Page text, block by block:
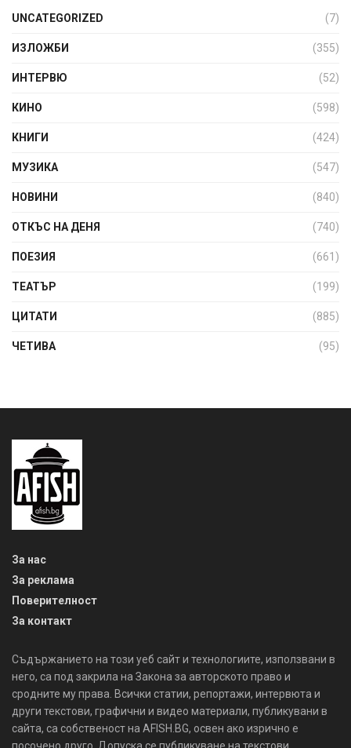
UNCATEGORIZED (7)
ИЗЛОЖБИ (355)
ИНТЕРВЮ (52)
КИНО (598)
КНИГИ (424)
МУЗИКА (547)
НОВИНИ (840)
ОТКЪС НА ДЕНЯ (740)
ПОЕЗИЯ (661)
ТЕАТЪР (199)
ЦИТАТИ (885)
ЧЕТИВА (95)
За нас
За реклама
Поверителност
За контакт
Съдържанието на този уеб сайт и технологиите, използвани в
него, са под закрила на Закона за авторското право и
сродните му права. Всички статии, репортажи, интервюта и
други текстови, графични и видео материали, публикувани в
сайта, са собственост на AFISH.BG, освен ако изрично е
посочено друго. Допуска се публикуване на текстови